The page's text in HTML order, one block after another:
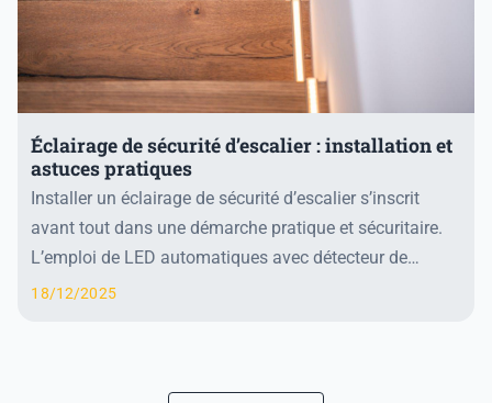
Éclairage de sécurité d’escalier : installation et
astuces pratiques
Installer un éclairage de sécurité d’escalier s’inscrit
avant tout dans une démarche pratique et sécuritaire.
L’emploi de LED automatiques avec détecteur de
mouvement garantit une activation judicieus...
18/12/2025